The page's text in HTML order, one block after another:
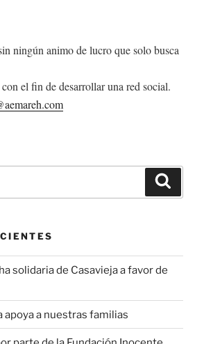
ningún animo de lucro que solo busca
el fin de desarrollar una red social.
solidaria de Casavieja a favor de
apoya a nuestras familias